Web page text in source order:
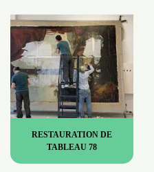
RESTAURATION DE
TABLEAU 78